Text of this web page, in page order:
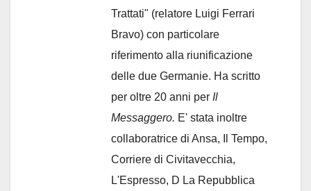
Trattati" (relatore Luigi Ferrari
Bravo) con particolare
riferimento alla riunificazione
delle due Germanie. Ha scritto
per oltre 20 anni per Il
Messaggero. E' stata inoltre
collaboratrice di Ansa, Il Tempo,
Corriere di Civitavecchia,
L'Espresso, D La Repubblica